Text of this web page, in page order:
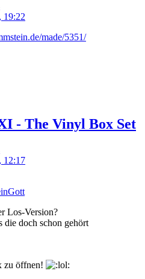
19:22
made/5351/
- The Vinyl Box Set
12:17
Los-Version?
die doch schon gehört
zu öffnen!